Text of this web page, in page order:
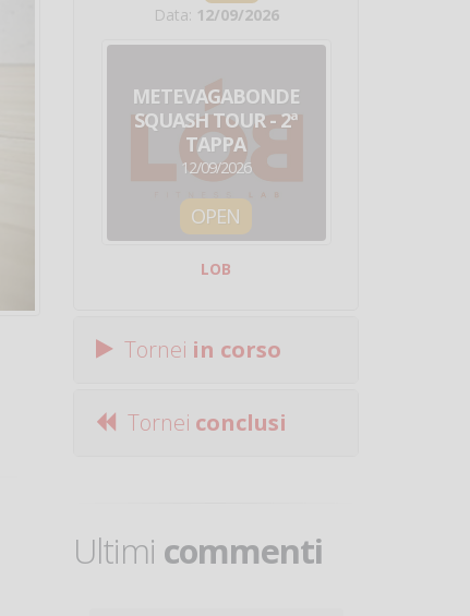
Data: 12/09/2026
METEVAGABONDE
SQUASH TOUR - 2ª
TAPPA
12/09/2026
OPEN
LOB
Tornei in corso
Tornei conclusi
Ultimi commenti